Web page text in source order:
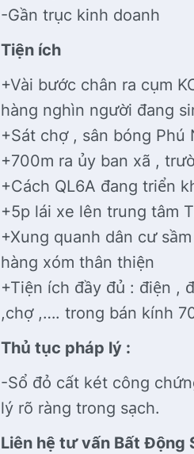
-Gần trục kinh doanh
Tiện ích
+Vài bước chân ra cụm
hàng nghìn người đang
+Sát chợ , sân bóng Phú
+700m ra ủy ban xã ,
+Cách QL6A đang triển
+5p lái xe lên trung tâm
+Xung quanh dân cư
hàng xóm thân thiện
+Tiện ích đầy đủ : điện ,
,chợ ,…. trong bán kính
Thủ tục pháp lý :
-Sổ đỏ cất két công
lý rõ ràng trong sạch.
Liên hệ tư vấn Bất Động